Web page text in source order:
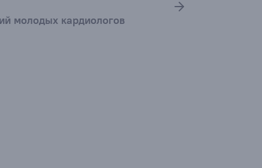
молодых кардиологов